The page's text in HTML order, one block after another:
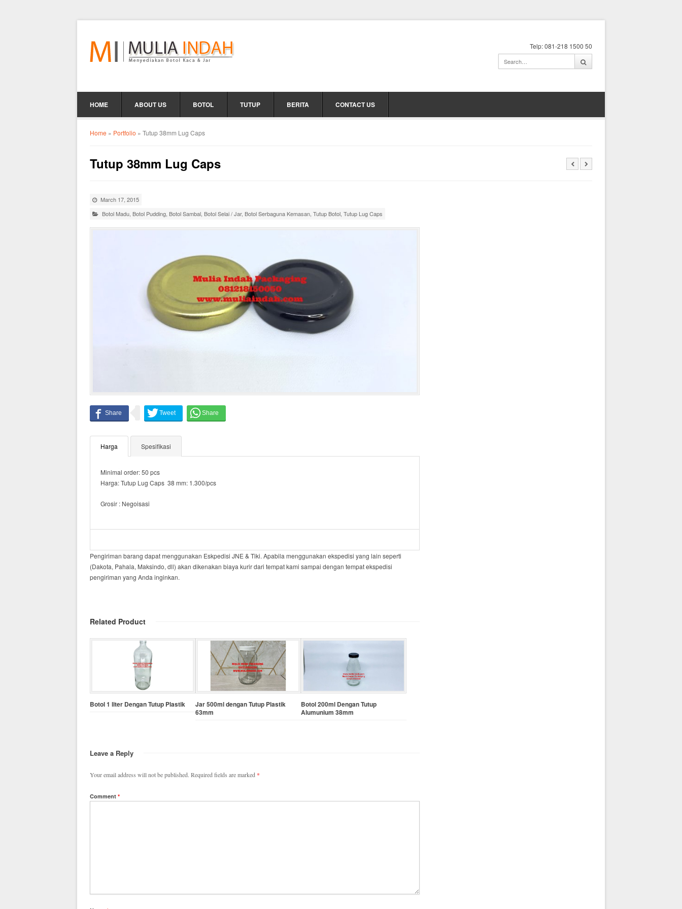
Telp: 081-218 1500 50
HOME ABOUT US BOTOL TUTUP BERITA CONTACT US
Home » Portfolio » Tutup 38mm Lug Caps
Tutup 38mm Lug Caps
March 17, 2015
Botol Madu Botol Pudding Botol Sambal Botol Selai / Jar, Botol Serbaguna Kemasan Tutup Botol Tutup Lug Caps
Harga Spesifikasi
Minimal order: 50 pcs
Harga: Tutup Lug Caps 38 mm: 1.300/pcs
Grosir : Negoisasi
Pengiriman barang dapat menggunakan Eskpedisi JNE & Tiki. Apabila menggunakan ekspedisi yang lain seperti
(Dakota, Pahala, Maksindo, dll) akan dikenakan biaya kurir dari tempat kami sampai dengan tempat ekspedisi
pengiriman yang Anda inginkan.
Related Product
Botol 1 liter Dengan Tutup Plastik
Jar 500ml dengan Tutup Plastik
63mm
Botol 200ml Dengan Tutup
Alumunium 38mm
Leave a Reply
Your email address will not be published. Required fields are marked *
Comment *